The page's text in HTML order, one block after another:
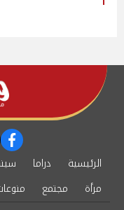
الرئيسية دراما
مرأة
مجتمع